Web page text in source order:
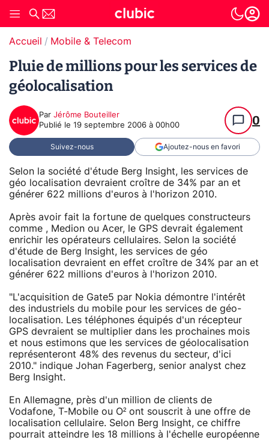
Accueil Mobile & Telecom
Pluie de millions pour les services de
géolocalisation
Par Jérôme Bouteiller
Publié le 19 septembre 2006 à 00h00 0
Suivez-nous Ajoutez-nous en favori
Selon la société d'étude Berg Insight, les services de
géo localisation devraient croître de 34% par an et
générer 622 millions d'euros à l'horizon 2010.
Après avoir fait la fortune de quelques constructeurs
comme , Medion ou Acer, le GPS devrait également
enrichir les opérateurs cellulaires. Selon la société
d'étude de Berg Insight, les services de géo
localisation devraient en effet croître de 34% par an et
générer 622 millions d'euros à l'horizon 2010.
"L'acquisition de Gate5 par Nokia démontre l'intérêt
des industriels du mobile pour les services de géo-
localisation. Les téléphones équipés d'un récepteur
GPS devraient se multiplier dans les prochaines mois
et nous estimons que les services de géolocalisation
représenteront 48% des revenus du secteur, d'ici
2010." indique Johan Fagerberg, senior analyst chez
Berg Insight.
En Allemagne, près d'un million de clients de
Vodafone, T-Mobile ou O² ont souscrit à une offre de
localisation cellulaire. Selon Berg Insight, ce chiffre
pourrait atteindre les 18 millions à l'échelle européenne